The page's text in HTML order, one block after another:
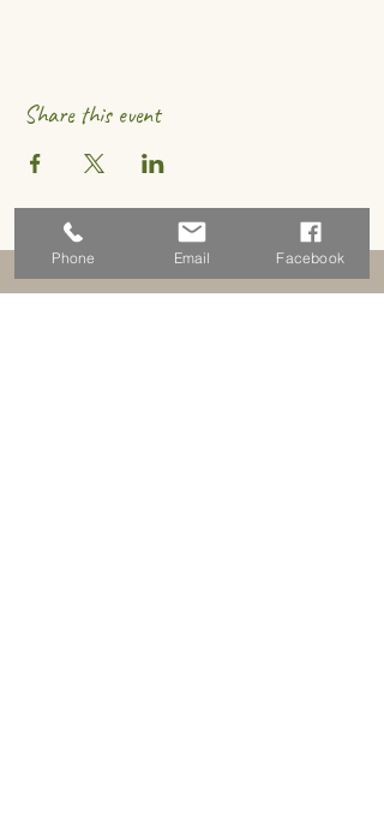
Share this event
Address
Phone Email Facebook